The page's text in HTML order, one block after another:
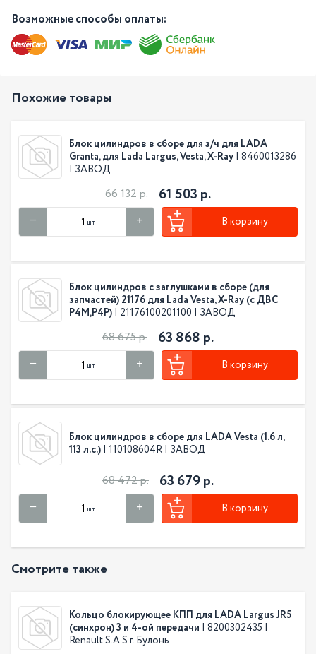
Возможные способы оплаты:
Похожие товары
Блок цилиндров в сборе для з/ч для LADA
Granta, для Lada Largus, Vesta, X-Ray | 8460013286
| ЗАВОД
66 132 р. 61 503 р.
шт В корзину
Блок цилиндров с заглушками в сборе (для
запчастей) 21176 для Lada Vesta, X-Ray (с ДВС
P4M,P4P) | 21176100201100 | ЗАВОД
68 675 р. 63 868 р.
шт В корзину
Блок цилиндров в сборе для LADA Vesta (1.6 л,
113 л.с.) | 110108604R | ЗАВОД
68 472 р. 63 679 р.
шт В корзину
Смотрите также
Кольцо блокирующее КПП для LADA Largus JR5
(синхрон) 3 и 4-ой передачи | 8200302435 |
Renault S.A.S г. Булонь